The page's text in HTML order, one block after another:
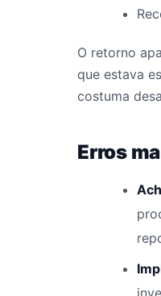
O retorno
que estava
costuma
Erros